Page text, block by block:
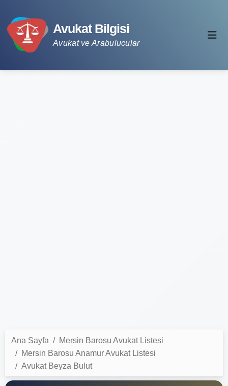
Avukat Bilgisi
Avukat ve Arabulucular
Ana Sayfa
Mersin Barosu Avukat Listesi
Mersin Barosu Anamur Avukat Listesi
Avukat Beyza Bulut